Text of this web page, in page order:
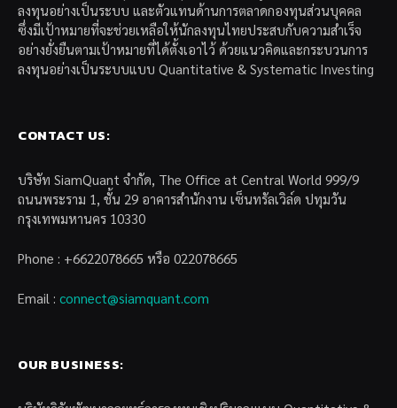
ลงทุนอย่างเป็นระบบ และตัวแทนด้านการตลาดกองทุนส่วนบุคคล
ซึ่งมีเป้าหมายที่จะช่วยเหลือให้นักลงทุนไทยประสบกับความสำเร็จ
อย่างยั่งยืนตามเป้าหมายที่ได้ตั้งเอาไว้ ด้วยแนวคิดและกระบวนการ
ลงทุนอย่างเป็นระบบแบบ Quantitative & Systematic Investing
CONTACT US:
บริษัท SiamQuant จำกัด, The Office at Central World 999/9
ถนนพระราม 1, ชั้น 29 อาคารสำนักงาน เซ็นทรัลเวิล์ด ปทุมวัน
กรุงเทพมหานคร 10330
Phone : +6622078665 หรือ 022078665
Email : connect@siamquant.com
OUR BUSINESS: